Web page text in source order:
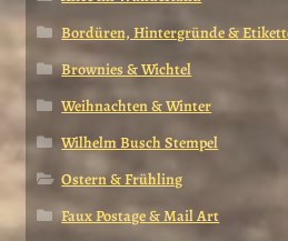
Bordüren, Hintergründe &
Brownies & Wichtel
Weihnachten & Winter
Wilhelm Busch Stempel
Ostern & Frühling
Faux Postage & Mail Art